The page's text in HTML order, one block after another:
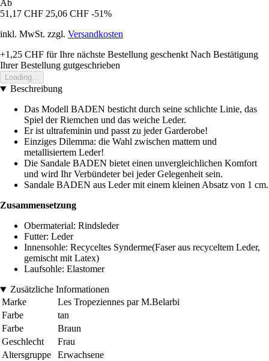
Ab
51,17 CHF 25,06 CHF -51%
inkl. MwSt. zzgl. Versandkosten
+1,25 CHF für Ihre nächste Bestellung geschenkt Nach Bestätigung
Ihrer Bestellung gutgeschrieben
Loading...
Beschreibung
Das Modell BADEN besticht durch seine schlichte Linie, das
Spiel der Riemchen und das weiche Leder.
Er ist ultrafeminin und passt zu jeder Garderobe!
Einziges Dilemma: die Wahl zwischen mattem und
metallisiertem Leder!
Die Sandale BADEN bietet einen unvergleichlichen Komfort
und wird Ihr Verbündeter bei jeder Gelegenheit sein.
Sandale BADEN aus Leder mit einem kleinen Absatz von 1 cm.
Zusammensetzung
Obermaterial: Rindsleder
Futter: Leder
Innensohle: Recyceltes Synderme(Faser aus recyceltem Leder,
gemischt mit Latex)
Laufsohle: Elastomer
Zusätzliche Informationen
Marke
Les Tropeziennes par M.Belarbi
Farbe
tan
Farbe
Braun
Geschlecht
Frau
Altersgruppe
Erwachsene